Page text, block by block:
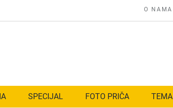
O NAMA
SPECIJAL FOTO PRIČA TEMA